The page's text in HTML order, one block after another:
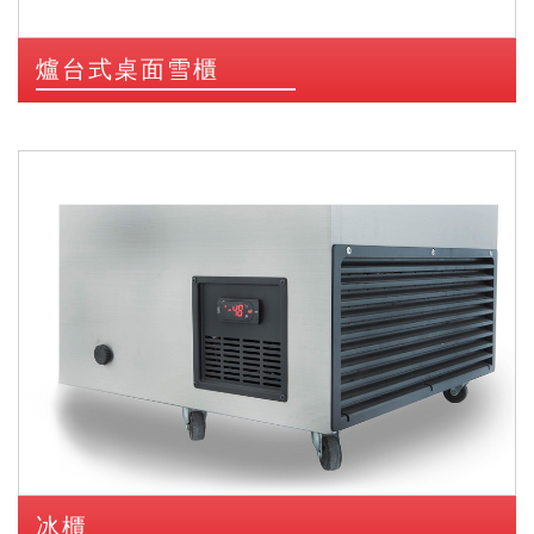
爐台式桌面雪櫃
冰櫃